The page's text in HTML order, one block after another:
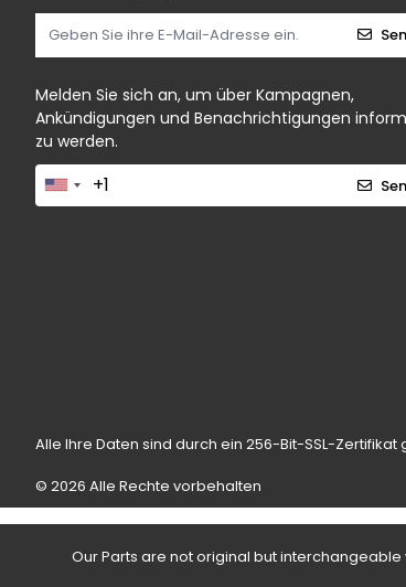
Melden Sie sich an, um über Kampagnen,
Ankündigungen und Benachrichtigungen
zu werden.
Alle Ihre Daten sind durch ein 256-Bit-SSL-Zertifikat
© 2026 Alle Rechte vorbehalten
Our Parts are not original but